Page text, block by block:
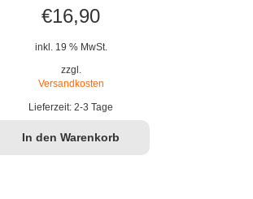
€16,90
inkl. 19 % MwSt.
zzgl.
Versandkosten
Lieferzeit: 2-3 Tage
In den Warenkorb